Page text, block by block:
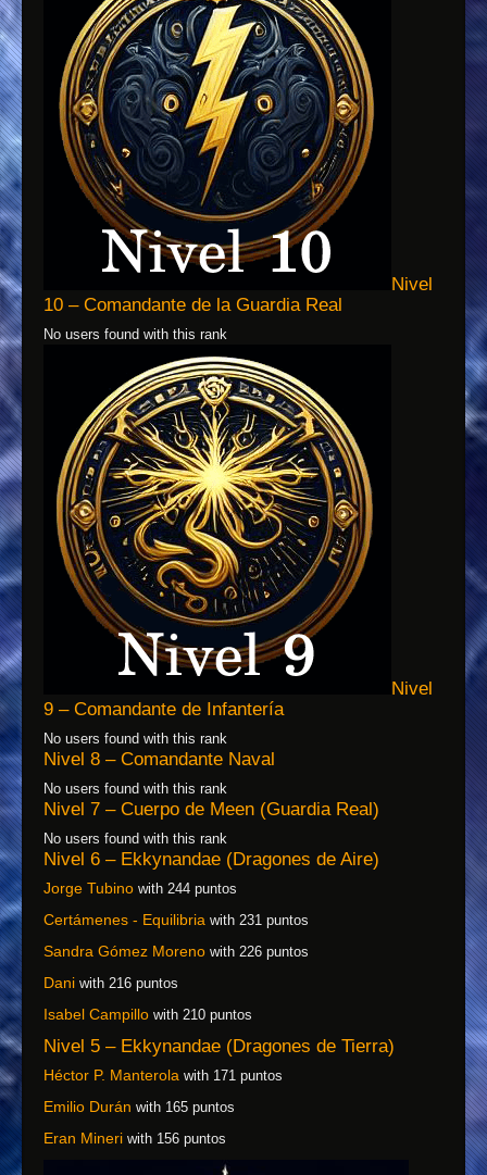
Nivel
10 – Comandante de la Guardia Real
No users found with this rank
Nivel
9 – Comandante de Infantería
No users found with this rank
Nivel 8 – Comandante Naval
No users found with this rank
Nivel 7 – Cuerpo de Meen (Guardia Real)
No users found with this rank
Nivel 6 – Ekkynandae (Dragones de Aire)
Jorge Tubino with 244 puntos
Certámenes - Equilibria with 231 puntos
Sandra Gómez Moreno with 226 puntos
Dani with 216 puntos
Isabel Campillo with 210 puntos
Nivel 5 – Ekkynandae (Dragones de Tierra)
Héctor P. Manterola with 171 puntos
Emilio Durán with 165 puntos
Eran Mineri with 156 puntos